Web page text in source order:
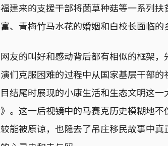
建来的支援干部将菌草种菇等一系列
、青梅竹马水花的婚姻和白校长面临的
友的叫好和感动背后都有相似的框架
们克服困难的过程中从国家基层干部
结尾时展现的小康生活和生态文明这
。这一后视镜中的马赛克历史模糊地
能被原谅，也隐去了吊庄移民故事中